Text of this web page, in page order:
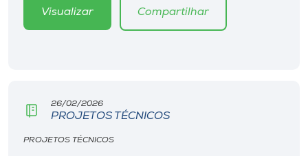
Visualizar Compartilhar
26/02/2026
PROJETOS TÉCNICOS
PROJETOS TÉCNICOS